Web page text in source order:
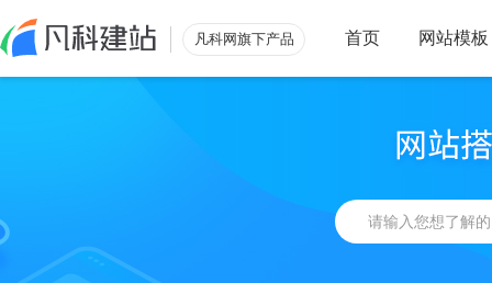
凡科网旗下产品 首页 网站模板